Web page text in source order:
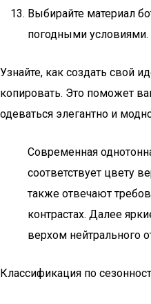
Выбирайте материал
погодными условиями.
Узнайте, как создать свой
копировать. Это поможет
одеваться элегантно и
Современная
соответствует цвету
также отвечают
контрастах. Далее
верхом нейтрального
Классификация по